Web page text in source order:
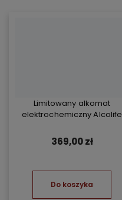
Limitowany alkomat
elektrochemiczny Alcolife
369,00 zł
Do koszyka